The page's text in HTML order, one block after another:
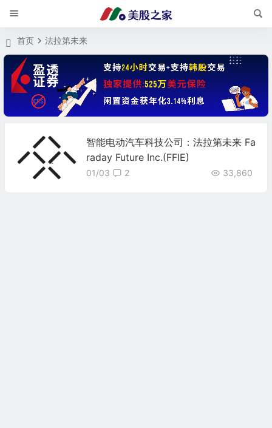
首页 法拉第未来
智能电动汽车科技公司：法拉第未来 Fa
raday Future Inc.(FFIE)
01/03 33,860
2